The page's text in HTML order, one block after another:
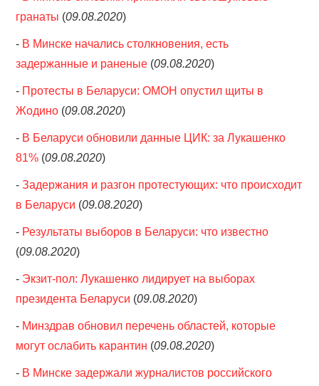
гранаты (09.08.2020)
- В Минске начались столкновения, есть
задержанные и раненые (09.08.2020)
- Протесты в Беларуси: ОМОН опустил щиты в
Жодино (09.08.2020)
- В Беларуси обновили данные ЦИК: за Лукашенко
81% (09.08.2020)
-Задержания и разгон протестующих: что происходит
в Беларуси (09.08.2020)
- Результаты выборов в Беларуси: что известно
(09.08.2020)
- Экзит-пол: Лукашенко лидирует на выборах
президента Беларуси (09.08.2020)
- Минздрав обновил перечень областей, которые
могут ослабить карантин (09.08.2020)
- В Минске задержали журналистов российского